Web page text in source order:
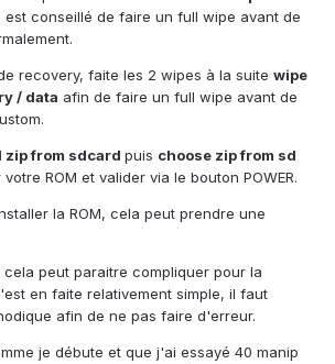
est conseillé de faire un full wipe avant de
recovery, faite les 2 wipes à la suite wipe
/ data afin de faire un full wipe avant de
zip from sdcard puis choose zip from sd
ROM et valider via le bouton POWER.
la ROM, cela peut prendre une
peut paraitre compliquer pour la
en faite relativement simple, il faut
afin de ne pas faire d'erreur.
je débute et que j'ai essayé 40 manip